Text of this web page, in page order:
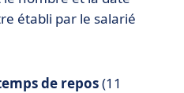
établi par le salarié
de repos(11